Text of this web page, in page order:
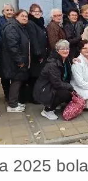
2025